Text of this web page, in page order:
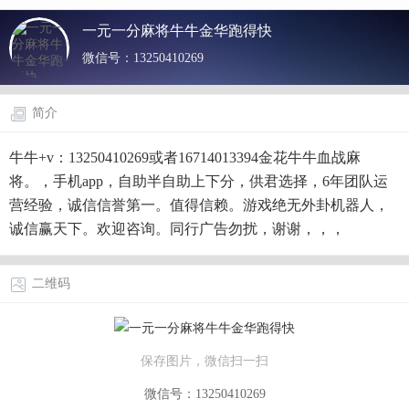
一元一分麻将牛牛金华跑得快
微信号： 13250410269
简介
牛牛+v：13250410269或者16714013394金花牛牛血战麻
将。，手机app，自助半自助上下分，供君选择，6年团队运
营经验，诚信信誉第一。值得信赖。游戏绝无外卦机器人，
诚信赢天下。欢迎咨询。同行广告勿扰，谢谢，，，
二维码
保存图片，微信扫一扫
微信号：13250410269